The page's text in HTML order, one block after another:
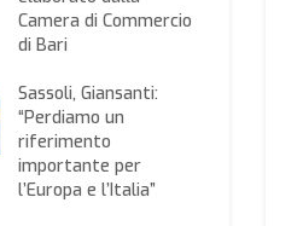
Camera di Commercio
di Bari
Sassoli, Giansanti:
“Perdiamo un
riferimento
importante per
l’Europa e l’Italia”